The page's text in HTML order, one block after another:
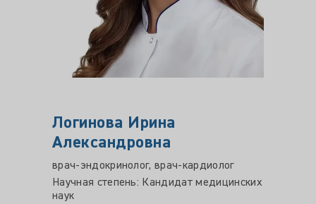
Логинова Ирина
Александровна
врач-эндокринолог, врач-кардиолог
Научная степень: Кандидат медицинских
наук